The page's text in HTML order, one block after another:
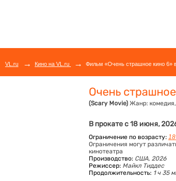
VL.ru → Кино на VL.ru → Фильм «Очень страшное кино 6»
Очень
(Scary Movie) Жанр:
В прокате с 18 июня,
Ограничение по возрасту:
Ограничения могут
кинотеатра
Производство: США, 2026
Режиссер: Майкл Тиддес
Продолжительность: 1 ч 35